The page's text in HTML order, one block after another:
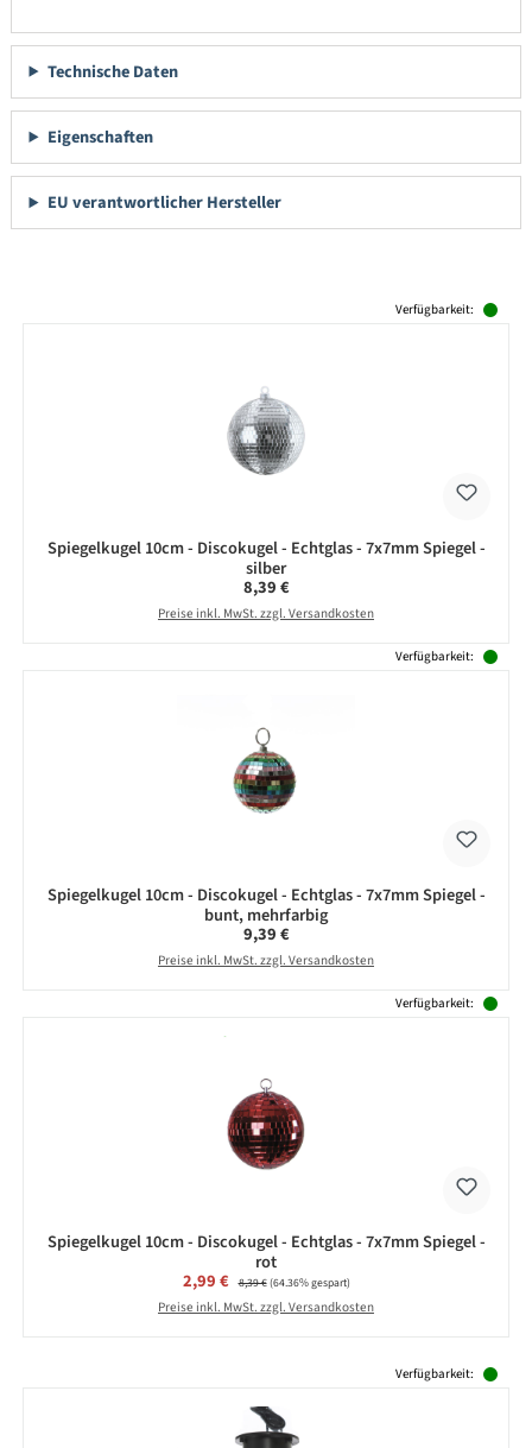
Technische Daten
Eigenschaften
EU verantwortlicher Hersteller
Verfügbarkeit:
Spiegelkugel 10cm - Discokugel - Echtglas - 7x7mm Spiegel -
silber
Regulärer Preis:
8,39 €
Preise inkl. MwSt. zzgl. Versandkosten
Verfügbarkeit:
Spiegelkugel 10cm - Discokugel - Echtglas - 7x7mm Spiegel -
bunt, mehrfarbig
Regulärer Preis:
9,39 €
Preise inkl. MwSt. zzgl. Versandkosten
Verfügbarkeit:
Spiegelkugel 10cm - Discokugel - Echtglas - 7x7mm Spiegel -
rot
Verkaufspreis:
2,99 € Regulärer Preis:
8,39 €(64.36% gespart)
Preise inkl. MwSt. zzgl. Versandkosten
Verfügbarkeit: